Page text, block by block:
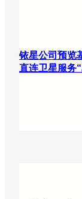
铱星公司预览
直连卫星服务